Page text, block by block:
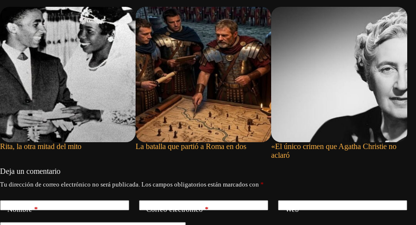
Rita, la otra mitad del mito La batalla que partió a Roma en dos
«El único crimen que Agatha Christie no
aclaró
Deja un comentario
Tu dirección de correo electrónico no será publicada. Los campos obligatorios están marcados con *
Nombre* Correo electrónico* Web